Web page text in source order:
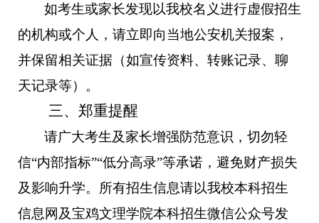
如考生或家长发现以我校名义进行虚假招生
的机构或个人，请立即向当地公安机关报案，
并保留相关证据（如宣传资料、转账记录、聊
天记录等）。
三、郑重提醒
请广大考生及家长增强防范意识，切勿轻
信“内部指标”“低分高录”等承诺，避免财产损失
及影响升学。所有招生信息请以我校本科招生
信息网及宝鸡文理学院本科招生微信公众号发